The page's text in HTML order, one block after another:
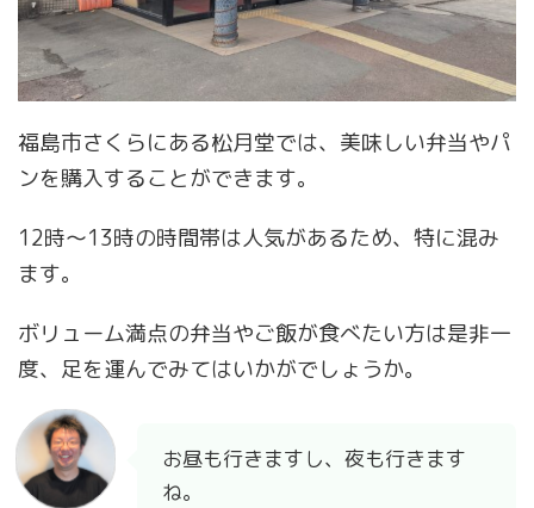
福島市さくらにある松月堂では、美味しい弁当やパ
ンを購入することができます。
12時～13時の時間帯は人気があるため、特に混み
ます。
ボリューム満点の弁当やご飯が食べたい方は是非一
度、足を運んでみてはいかがでしょうか。
お昼も行きますし、夜も行きます
ね。